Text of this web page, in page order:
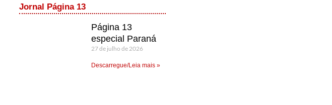
Jornal Página 13
Página 13
especial Paraná
27 de julho de 2026
Descarregue/Leia mais »